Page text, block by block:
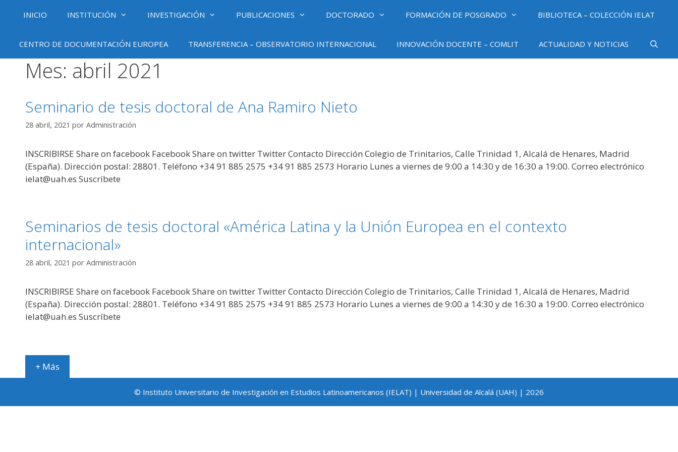
INICIO INSTITUCIÓN INVESTIGACIÓN PUBLICACIONES DOCTORADO FORMACIÓN DE POSGRADO BIBLIOTECA – COLECCIÓN IELAT
CENTRO DE DOCUMENTACIÓN EUROPEA TRANSFERENCIA – OBSERVATORIO INTERNACIONAL INNOVACIÓN DOCENTE – COMLIT ACTUALIDAD Y NOTICIAS
Mes: abril 2021
Seminario de tesis doctoral de Ana Ramiro Nieto
28 abril, 2021 por Administración
INSCRIBIRSE Share on facebook Facebook Share on twitter Twitter Contacto Dirección Colegio de Trinitarios, Calle Trinidad 1, Alcalá de Henares, Madrid
(España). Dirección postal: 28801. Teléfono +34 91 885 2575 +34 91 885 2573 Horario Lunes a viernes de 9:00 a 14:30 y de 16:30 a 19:00. Correo electrónico
ielat@uah.es Suscríbete
Seminarios de tesis doctoral «América Latina y la Unión Europea en el contexto
internacional»
28 abril, 2021 por Administración
INSCRIBIRSE Share on facebook Facebook Share on twitter Twitter Contacto Dirección Colegio de Trinitarios, Calle Trinidad 1, Alcalá de Henares, Madrid
(España). Dirección postal: 28801. Teléfono +34 91 885 2575 +34 91 885 2573 Horario Lunes a viernes de 9:00 a 14:30 y de 16:30 a 19:00. Correo electrónico
ielat@uah.es Suscríbete
+ Más
© Instituto Universitario de Investigación en Estudios Latinoamericanos (IELAT) | Universidad de Alcalá (UAH) | 2026